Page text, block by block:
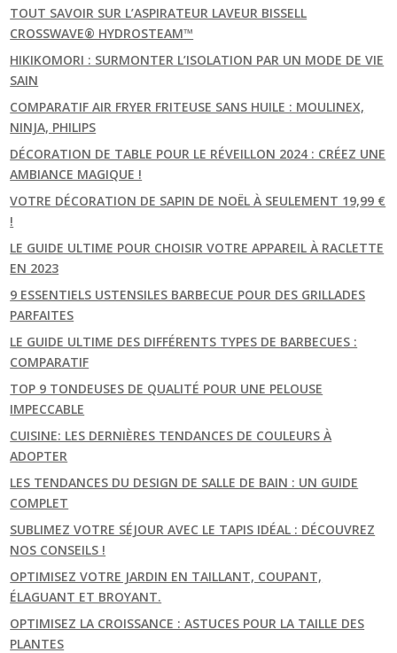
TOUT SAVOIR SUR L’ASPIRATEUR LAVEUR BISSELL
CROSSWAVE® HYDROSTEAM™
HIKIKOMORI : SURMONTER L’ISOLATION PAR UN MODE DE VIE
SAIN
COMPARATIF AIR FRYER FRITEUSE SANS HUILE : MOULINEX,
NINJA, PHILIPS
DÉCORATION DE TABLE POUR LE RÉVEILLON 2024 : CRÉEZ UNE
AMBIANCE MAGIQUE !
VOTRE DÉCORATION DE SAPIN DE NOËL À SEULEMENT 19,99 €
!
LE GUIDE ULTIME POUR CHOISIR VOTRE APPAREIL À RACLETTE
EN 2023
9 ESSENTIELS USTENSILES BARBECUE POUR DES GRILLADES
PARFAITES
LE GUIDE ULTIME DES DIFFÉRENTS TYPES DE BARBECUES :
COMPARATIF
TOP 9 TONDEUSES DE QUALITÉ POUR UNE PELOUSE
IMPECCABLE
CUISINE: LES DERNIÈRES TENDANCES DE COULEURS À
ADOPTER
LES TENDANCES DU DESIGN DE SALLE DE BAIN : UN GUIDE
COMPLET
SUBLIMEZ VOTRE SÉJOUR AVEC LE TAPIS IDÉAL : DÉCOUVREZ
NOS CONSEILS !
OPTIMISEZ VOTRE JARDIN EN TAILLANT, COUPANT,
ÉLAGUANT ET BROYANT.
OPTIMISEZ LA CROISSANCE : ASTUCES POUR LA TAILLE DES
PLANTES